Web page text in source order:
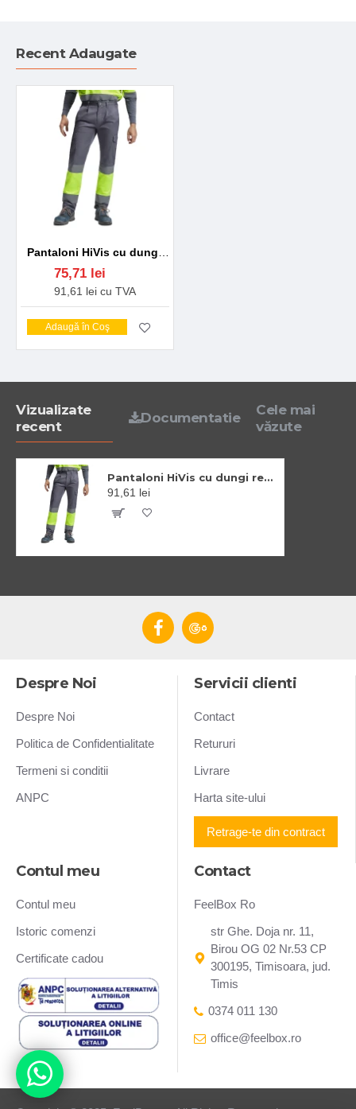
Recent Adaugate
75,71 lei
91,61 lei cu TVA
Adaugă în Coş
Vizualizate
recent
Documentatie
Cele mai
văzute
Pantaloni HiVis cu dungi reflectorizante, Daily Gri/galben
91,61 lei
Despre Noi
Despre Noi
Politica de Confidentialitate
Termeni si conditii
ANPC
Servicii clienti
Contact
Retururi
Livrare
Harta site-ului
Retrage-te din contract
Contul meu
Contul meu
Istoric comenzi
Certificate cadou
Contact
FeelBox Ro
str Ghe. Doja nr. 11,
Birou OG 02 Nr.53 CP
300195, Timisoara, jud.
Timis
0374 011 130
office@feelbox.ro